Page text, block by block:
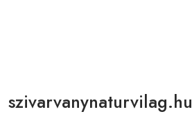
szivarvanynaturvilag.hu